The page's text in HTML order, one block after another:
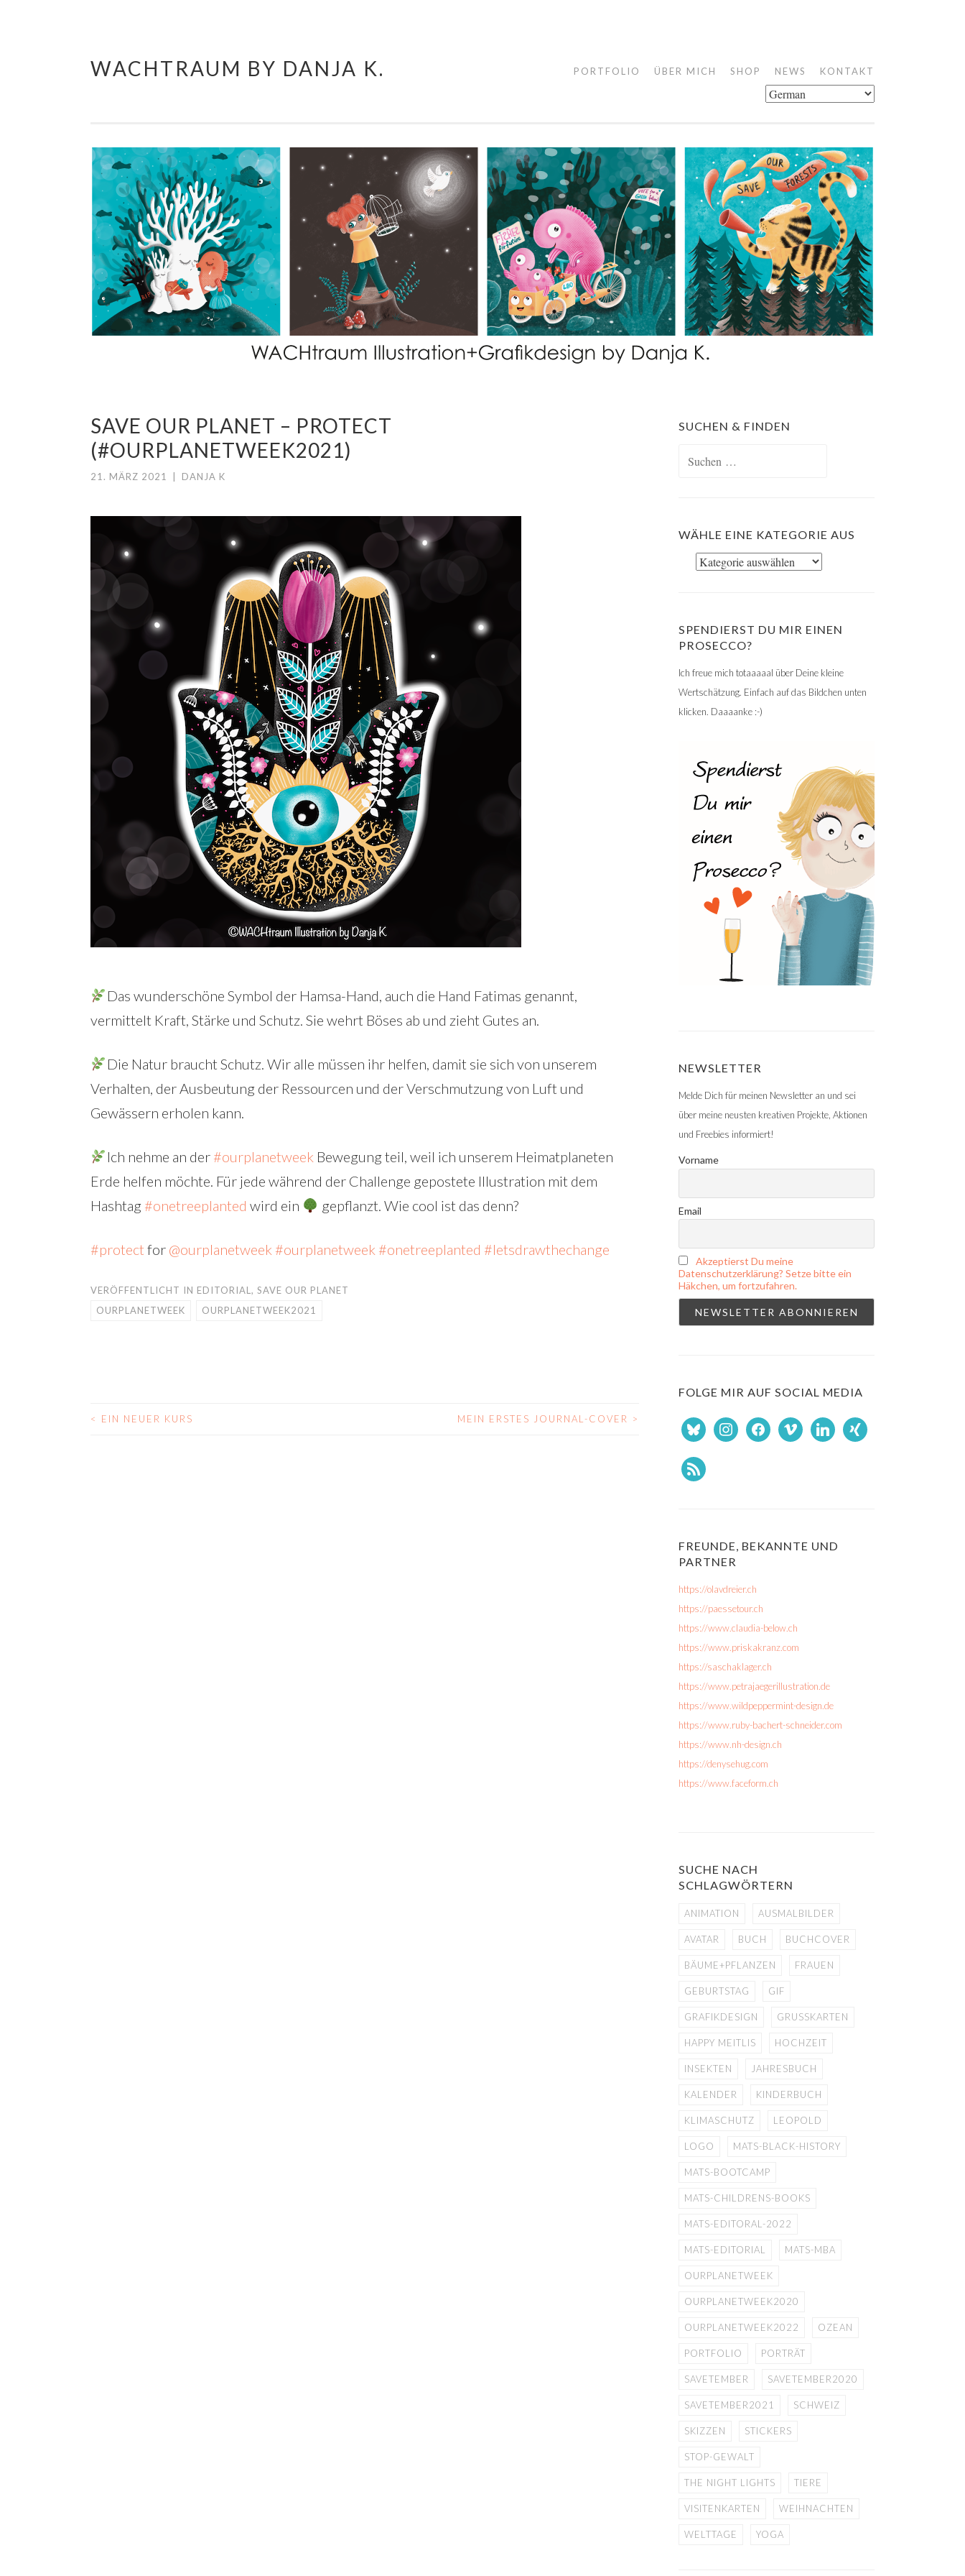
Springe
WACHTRAUM BY DANJA K. PORTFOLIO ÜBER MICH SHOP NEWS KONTAKT
SAVE OUR PLANET – PROTECT
(#OURPLANETWEEK2021)
21. MÄRZ 2021 DANJA K
Das wunderschöne Symbol der Hamsa-Hand, auch die Hand Fatimas genannt,
vermittelt Kraft, Stärke und Schutz. Sie wehrt Böses ab und zieht Gutes an.
Die Natur braucht Schutz. Wir alle müssen ihr helfen, damit sie sich von unserem
Verhalten, der Ausbeutung der Ressourcen und der Verschmutzung von Luft und
Gewässern erholen kann.
Ich nehme an der #ourplanetweek Bewegung teil, weil ich unserem Heimatplaneten
Erde helfen möchte. Für jede während der Challenge gepostete Illustration mit dem
Hashtag #onetreeplanted wird ein gepflanzt. Wie cool ist das denn?
#protect for @ourplanetweek #ourplanetweek #onetreeplanted #letsdrawthechange
VERÖFFENTLICHT IN EDITORIAL , SAVE OUR PLANET
OURPLANETWEEK
OURPLANETWEEK2021
BEITRAGS-
< EIN NEUER KURS MEIN ERSTES JOURNAL-COVER >
SUCHEN & FINDEN
WÄHLE EINE KATEGORIE AUS
Wähle
SPENDIERST DU MIR EINEN
PROSECCO?
Ich freue mich totaaaaal über Deine kleine
Wertschätzung. Einfach auf das Bildchen unten
klicken. Daaaanke :-)
NEWSLETTER
Melde Dich für meinen Newsletter an und sei
über meine neusten kreativen Projekte, Aktionen
und Freebies informiert!
Vorname
Email
Akzeptierst Du meine
Datenschutzerklärung? Setze bitte ein
Häkchen, um fortzufahren.
FOLGE MIR AUF SOCIAL MEDIA
bluesky instagramfacebookvimeo linkedin xing
rss
FREUNDE, BEKANNTE UND
PARTNER
https://olavdreier.ch
https://paessetour.ch
https://www.claudia-below.ch
https://www.priskakranz.com
https://saschaklager.ch
https://www.petrajaegerillustration.de
https://www.wildpeppermint-design.de
https://www.ruby-bachert-schneider.com
https://www.nh-design.ch
https://denysehug.com
https://www.faceform.ch
SUCHE NACH
SCHLAGWÖRTERN
ANIMATION AUSMALBILDER
AVATAR BUCH BUCHCOVER
BÄUME+PFLANZEN FRAUEN
GEBURTSTAG GIF
GRAFIKDESIGN GRUSSKARTEN
HAPPY MEITLIS HOCHZEIT
INSEKTEN JAHRESBUCH
KALENDER KINDERBUCH
KLIMASCHUTZ LEOPOLD
LOGO MATS-BLACK-HISTORY
MATS-BOOTCAMP
MATS-CHILDRENS-BOOKS
MATS-EDITORAL-2022
MATS-EDITORIAL MATS-MBA
OURPLANETWEEK
OURPLANETWEEK2020
OURPLANETWEEK2022 OZEAN
PORTFOLIO PORTRÄT
SAVETEMBER SAVETEMBER2020
SAVETEMBER2021 SCHWEIZ
SKIZZEN STICKERS
STOP-GEWALT
THE NIGHT LIGHTS TIERE
VISITENKARTEN WEIHNACHTEN
WELTTAGE YOGA